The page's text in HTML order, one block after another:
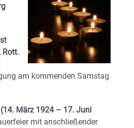
Rott.
am kommenden Samstag
März 1924 – 17. Juni
mit anschließender